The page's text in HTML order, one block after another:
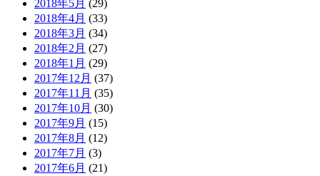
2018年5月 (29)
2018年4月 (33)
2018年3月 (34)
2018年2月 (27)
2018年1月 (29)
2017年12月 (37)
2017年11月 (35)
2017年10月 (30)
2017年9月 (15)
2017年8月 (12)
2017年7月 (3)
2017年6月 (21)